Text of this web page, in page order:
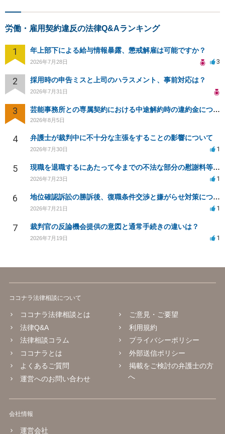
労働・雇用契約違反の法律Q&Aランキング
1 年上部下による給与情報暴露、懲戒解雇は可能ですか？
2026年7月28日 3
2 採用時の申告ミスと上司のハラスメント、事前対応は？
2026年7月31日
3 芸能事務所との専属契約における中途解約時の違約金について相談したいです
2026年8月5日
4 弁護士が裁判中に不十分な主張をすることの影響について
2026年7月30日 1
5 現職を退職するにあたって今までの不法な部分の慰謝料等は請求できるのか。
2026年7月23日 1
6 地位確認訴訟の勝訴後、復職条件交渉と嫌がらせ対策について
2026年7月21日 1
7 裁判官の反論機会提供の意図と通常手続きの違いは？
2026年7月19日 1
ココナラ法律相談について
ココナラ法律相談とは
法律Q&A
法律相談コラム
ココナラとは
よくあるご質問
運営へのお問い合わせ
ご意見・ご要望
利用規約
プライバシーポリシー
外部送信ポリシー
掲載をご検討の弁護士の方
へ
会社情報
運営会社